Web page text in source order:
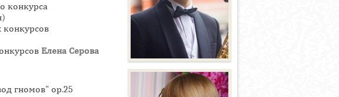
конкурса
конкурсов
Елена Серова
гномов" ор.25